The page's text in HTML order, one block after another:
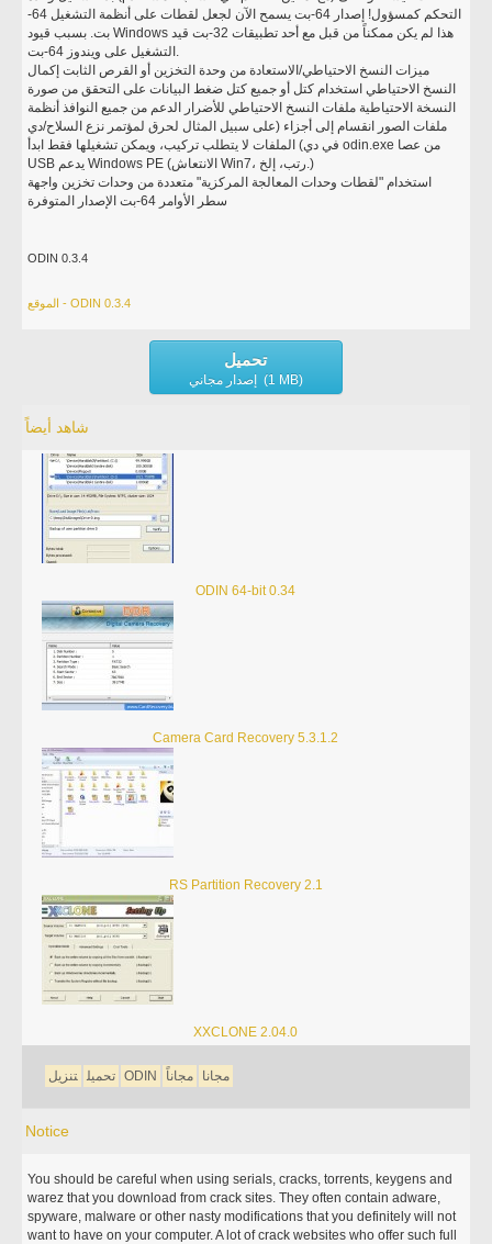
التحكم كمسؤول! إصدار 64-بت يسمح الآن لجعل لقطات على أنظمة التشغيل 64-
بت. بسبب قيود Windows هذا لم يكن ممكناً من قبل مع أحد تطبيقات 32-بت قيد
التشغيل على ويندوز 64-بت.
ميزات النسخ الاحتياطي/الاستعادة من وحدة التخزين أو القرص الثابت إكمال
النسخ الاحتياطي استخدام كتل أو جميع كتل ضغط البيانات على التحقق من صورة
النسخة الاحتياطية ملفات النسخ الاحتياطي للأضرار الدعم من جميع النوافذ أنظمة
ملفات الصور انقسام إلى أجزاء (على سبيل المثال لحرق لمؤتمر نزع السلاح/دي
في دي) الملفات لا يتطلب تركيب، ويمكن تشغيلها فقط ابدأ odin.exe من عصا
USB يدعم Windows PE (الانتعاش Win7، رتب، إلخ.)
استخدام "لقطات وحدات المعالجة المركزية" متعددة من وحدات تخزين واجهة
سطر الأوامر 64-بت الإصدار المتوفرة
ODIN 0.3.4
الموقع - ODIN 0.3.4
تحميل
إصدار مجاني (1 MB)
شاهد أيضاً
ODIN 64-bit 0.34
Camera Card Recovery 5.3.1.2
RS Partition Recovery 2.1
XXCLONE 2.04.0
تحميل تنزيل ODIN مجانا مجاناً
Notice
You should be careful when using serials, cracks, torrents, keygens and
warez that you download from crack sites. They often contain adware,
spyware, malware or other nasty modifications that you definitely will not
want to have on your computer. A lot of crack websites who offer such full